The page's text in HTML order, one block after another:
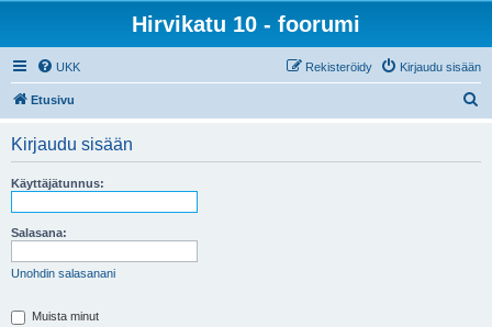
Hirvikatu 10 - foorumi
UKK Kirjaudu sisään
Rekisteröidy
Etusivu
Kirjaudu sisään
Käyttäjätunnus:
Salasana:
Unohdin salasanani
Muista minut